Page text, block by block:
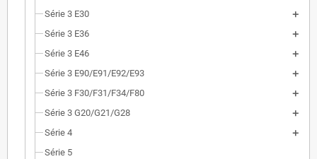
Série 3 E30
Série 3 E36
Série 3 E46
Série 3 E90/E91/E92/E93
Série 3 F30/F31/F34/F80
Série 3 G20/G21/G28
Série 4
Série 5